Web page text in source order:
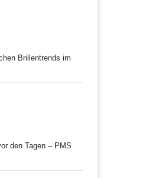
Brillentrends im
den Tagen – PMS